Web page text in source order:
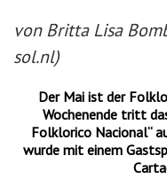
von Britta Lisa
sol.nl)
Der Mai ist der
Wochenende tritt
Folklorico Nacional“
wurde mit einem